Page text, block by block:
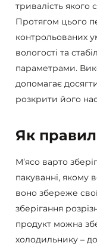
тривалість якого
Протягом цього
контрольованих
вологості та
параметрами.
допомагає
розкрити його
Як
М’ясо варто
пакуванні, якому
воно збереже
зберігання
продукт можна
холодильнику –